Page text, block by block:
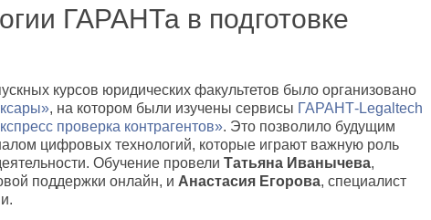
ГАРАНТа в подготовке
курсов юридических факультетов было организовано
, на котором были изучены сервисы ГАРАНТ-Legaltech
проверка контрагентов». Это позволило будущим
цифровых технологий, которые играют важную роль
Обучение провели Татьяна Иванычева,
поддержки онлайн, и Анастасия Егорова, специалист